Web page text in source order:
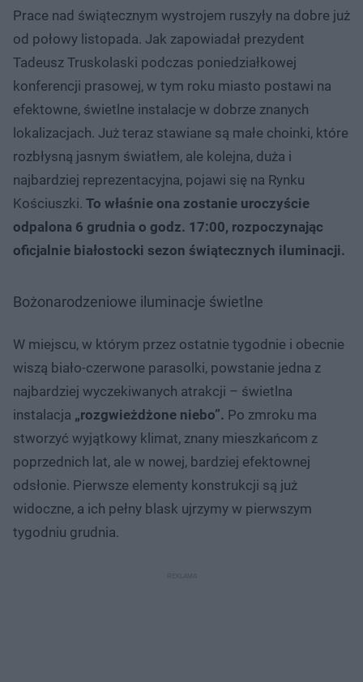
Prace nad świątecznym wystrojem ruszyły na dobre już
od połowy listopada. Jak zapowiadał prezydent
Tadeusz Truskolaski podczas poniedziałkowej
konferencji prasowej, w tym roku miasto postawi na
efektowne, świetlne instalacje w dobrze znanych
lokalizacjach. Już teraz stawiane są małe choinki, które
rozbłysną jasnym światłem, ale kolejna, duża i
najbardziej reprezentacyjna, pojawi się na Rynku
Kościuszki. To właśnie ona zostanie uroczyście
odpalona 6 grudnia o godz. 17:00, rozpoczynając
oficjalnie białostocki sezon świątecznych iluminacji.
Bożonarodzeniowe iluminacje świetlne
W miejscu, w którym przez ostatnie tygodnie i obecnie
wiszą biało-czerwone parasolki, powstanie jedna z
najbardziej wyczekiwanych atrakcji – świetlna
instalacja „rozgwieżdżone niebo”. Po zmroku ma
stworzyć wyjątkowy klimat, znany mieszkańcom z
poprzednich lat, ale w nowej, bardziej efektownej
odsłonie. Pierwsze elementy konstrukcji są już
widoczne, a ich pełny blask ujrzymy w pierwszym
tygodniu grudnia.